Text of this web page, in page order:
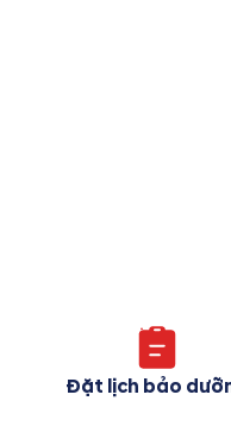
Đặt lịch bảo